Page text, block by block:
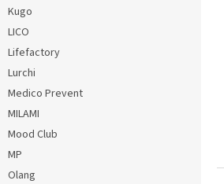
Kugo
LICO
Lifefactory
Lurchi
Medico Prevent
MILAMI
Mood Club
MP
Olang